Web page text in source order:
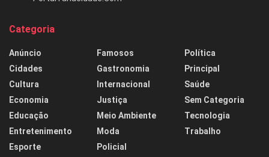
Categoria
Anúncio
Cidades
Cultura
Economia
Educação
Entretenimento
Esporte
Famosos
Gastronomia
Internacional
Justiça
Meio Ambiente
Moda
Policial
Política
Principal
Saúde
Sem Categoria
Tecnologia
Trabalho